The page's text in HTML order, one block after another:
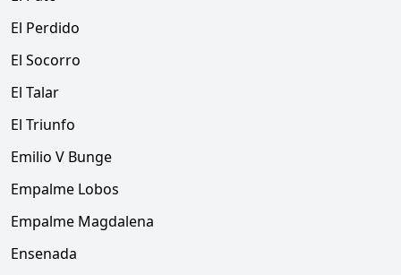
El Perdido
El Socorro
El Talar
El Triunfo
Emilio V Bunge
Empalme Lobos
Empalme Magdalena
Ensenada